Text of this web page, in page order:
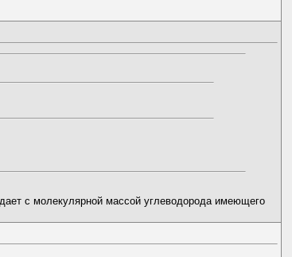
с молекулярной массой углеводорода имеющего